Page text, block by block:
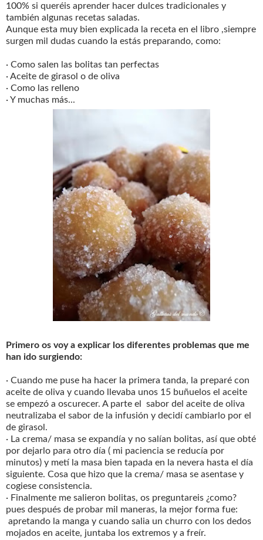
100% si queréis aprender hacer dulces tradicionales y
también algunas recetas saladas.
Aunque esta muy bien explicada la receta en el libro ,siempre
surgen mil dudas cuando la estás preparando, como:
· Como salen las bolitas tan perfectas
· Aceite de girasol o de oliva
· Como las relleno
· Y muchas más...
Primero os voy a explicar los diferentes problemas que me
han ido surgiendo:
· Cuando me puse ha hacer la primera tanda, la preparé con
aceite de oliva y cuando llevaba unos 15 buñuelos el aceite
se empezó a oscurecer. A parte el sabor del aceite de oliva
neutralizaba el sabor de la infusión y decidí cambiarlo por el
de girasol.
· La crema/ masa se expandía y no salían bolitas, así que obté
por dejarlo para otro día ( mi paciencia se reducía por
minutos) y metí la masa bien tapada en la nevera hasta el día
siguiente. Cosa que hizo que la crema/ masa se asentase y
cogiese consistencia.
· Finalmente me salieron bolitas, os preguntareis ¿como?
pues después de probar mil maneras, la mejor forma fue:
apretando la manga y cuando salia un churro con los dedos
mojados en aceite, juntaba los extremos y a freír.